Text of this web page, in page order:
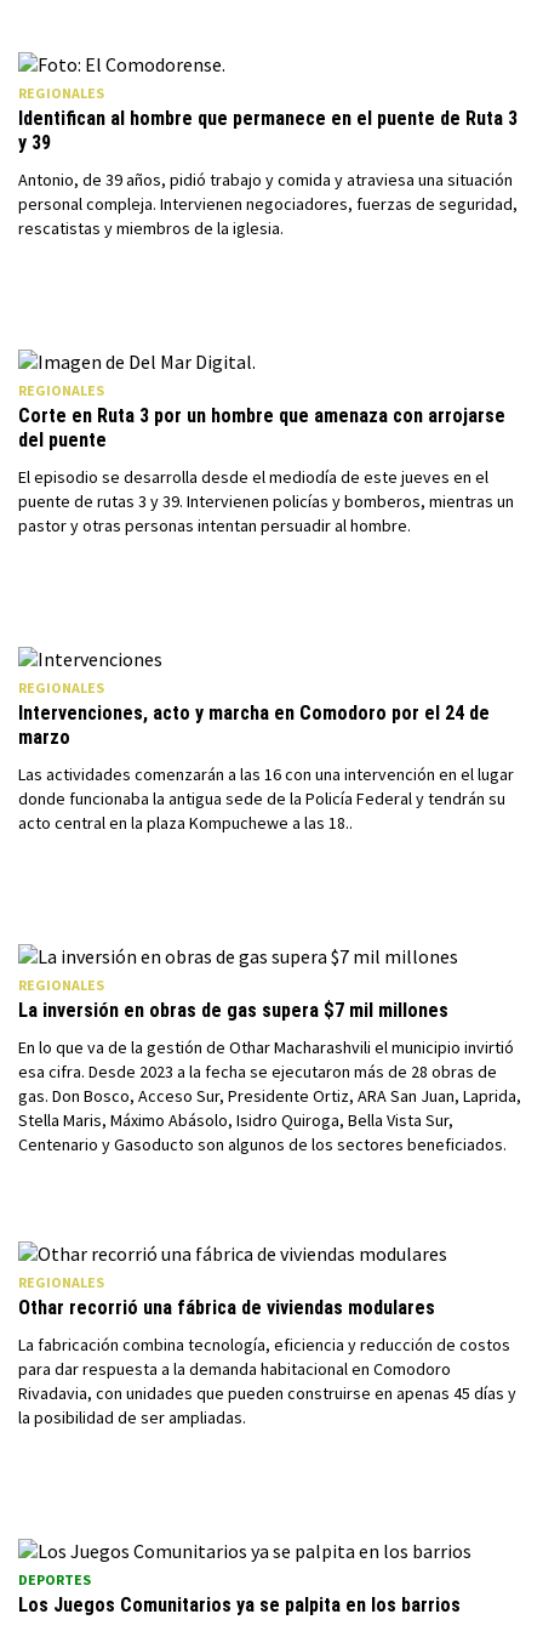
REGIONALES
Identifican al hombre que permanece en el puente de Ruta 3
y 39
Antonio, de 39 años, pidió trabajo y comida y atraviesa una situación
personal compleja. Intervienen negociadores, fuerzas de seguridad,
rescatistas y miembros de la iglesia.
REGIONALES
Corte en Ruta 3 por un hombre que amenaza con arrojarse
del puente
El episodio se desarrolla desde el mediodía de este jueves en el
puente de rutas 3 y 39. Intervienen policías y bomberos, mientras un
pastor y otras personas intentan persuadir al hombre.
REGIONALES
Intervenciones, acto y marcha en Comodoro por el 24 de
marzo
Las actividades comenzarán a las 16 con una intervención en el lugar
donde funcionaba la antigua sede de la Policía Federal y tendrán su
acto central en la plaza Kompuchewe a las 18..
REGIONALES
La inversión en obras de gas supera $7 mil millones
En lo que va de la gestión de Othar Macharashvili el municipio invirtió
esa cifra. Desde 2023 a la fecha se ejecutaron más de 28 obras de
gas. Don Bosco, Acceso Sur, Presidente Ortiz, ARA San Juan, Laprida,
Stella Maris, Máximo Abásolo, Isidro Quiroga, Bella Vista Sur,
Centenario y Gasoducto son algunos de los sectores beneficiados.
REGIONALES
Othar recorrió una fábrica de viviendas modulares
La fabricación combina tecnología, eficiencia y reducción de costos
para dar respuesta a la demanda habitacional en Comodoro
Rivadavia, con unidades que pueden construirse en apenas 45 días y
la posibilidad de ser ampliadas.
DEPORTES
Los Juegos Comunitarios ya se palpita en los barrios